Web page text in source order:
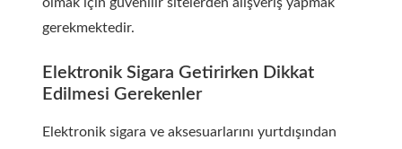
gerekmektedir.
Elektronik Sigara Getirirken Dikkat
Edilmesi Gerekenler
Elektronik sigara ve aksesuarlarını yurtdışından